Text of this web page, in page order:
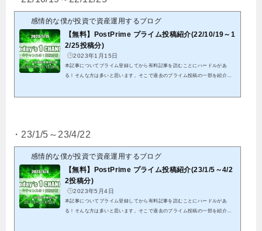
感情的な僕が投資で資産運用するブログ
【無料】PostPrime プライム投稿紹介(22/10/19～1
2/25投稿分)
2023年1月15日
本記事についてプライム登録してから有料記事を読むことにハードルがあ
る！そんな方は多いと思います。そこで過去のプライム投稿の一部を紹介致
して頂くことで閲覧可能...
・23/1/5～23/4/22
感情的な僕が投資で資産運用するブログ
【無料】PostPrime プライム投稿紹介(23/1/5～4/2
2投稿分)
2023年5月4日
本記事についてプライム登録してから有料記事を読むことにハードルがあ
る！そんな方は多いと思います。そこで過去のプライム投稿の一部を紹介致